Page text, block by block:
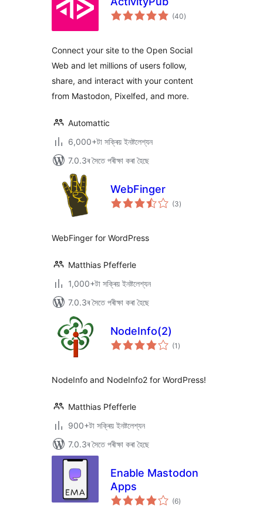
(40টা
মুঠ)
Connect your site to the Open Social
Web and let millions of users follow,
share, and interact with your content
from Mastodon, Pixelfed, and more.
Automattic
6,000+টা সক্ৰিয় ইনষ্টলেশ্যন
7.0.3ৰ সৈতে পৰীক্ষা কৰা হৈছে
WebFinger
(3টা
মুঠ)
WebFinger for WordPress
Matthias Pfefferle
1,000+টা সক্ৰিয় ইনষ্টলেশ্যন
7.0.3ৰ সৈতে পৰীক্ষা কৰা হৈছে
NodeInfo(2)
(1 টা
মুঠ)
NodeInfo and NodeInfo2 for WordPress!
Matthias Pfefferle
900+টা সক্ৰিয় ইনষ্টলেশ্যন
7.0.3ৰ সৈতে পৰীক্ষা কৰা হৈছে
Enable Mastodon
Apps
(6টা
মুঠ)